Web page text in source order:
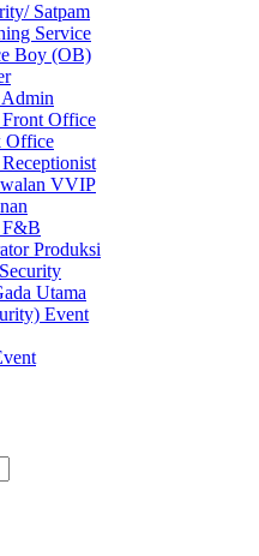
Satpam
Service
Boy (OB)
Admin
Front Office
Office
VVIP
F&B
Produksi
Utama
Event